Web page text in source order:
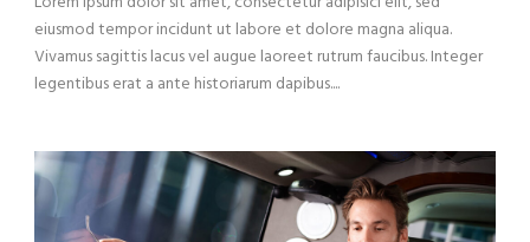
eiusmod tempor incidunt ut labore et dolore magna aliqua.
Vivamus sagittis lacus vel augue laoreet rutrum faucibus. Integer
legentibus erat a ante historiarum dapibus....